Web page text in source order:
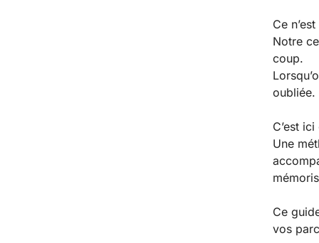
Ce
Notre
coup.
oubliée.
C’est
Une
Ce
vos